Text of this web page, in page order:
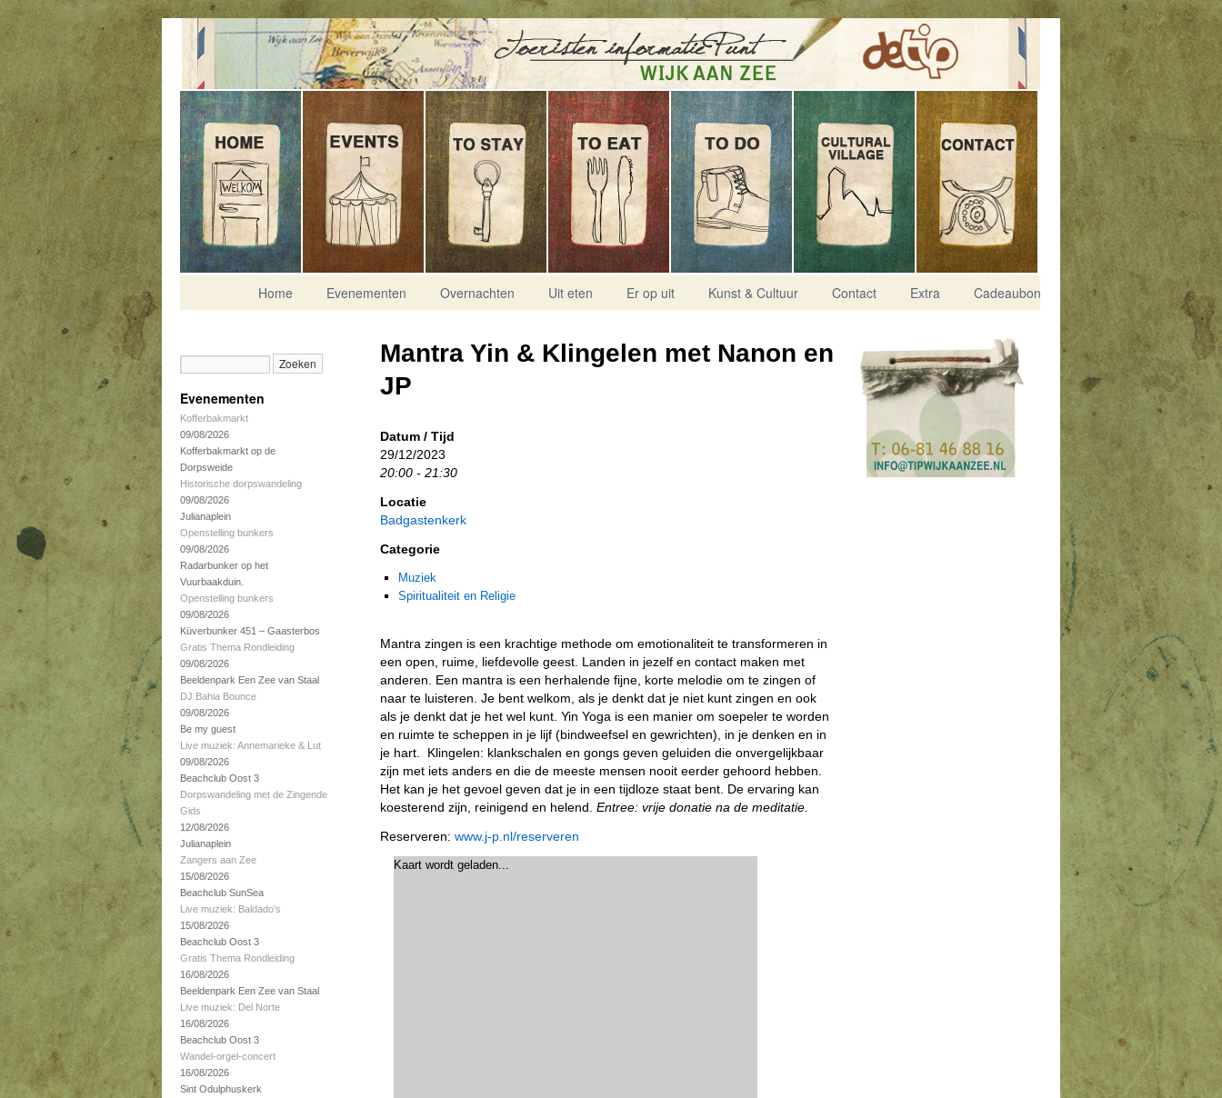
Contact
Home Evenementen Overnachten Uit eten Er op uit Kunst & Cultuur Contact Extra Cadeaubon
Evenementen
Kofferbakmarkt
09/08/2026
Kofferbakmarkt op de
Dorpsweide
Historische dorpswandeling
09/08/2026
Julianaplein
Openstelling bunkers
09/08/2026
Radarbunker op het
Vuurbaakduin.
Openstelling bunkers
09/08/2026
Küverbunker 451 – Gaasterbos
Gratis Thema Rondleiding
09/08/2026
Beeldenpark Een Zee van Staal
DJ Bahia Bounce
09/08/2026
Be my guest
Live muziek: Annemarieke & Lut
09/08/2026
Beachclub Oost 3
Dorpswandeling met de Zingende
Gids
12/08/2026
Julianaplein
Zangers aan Zee
15/08/2026
Beachclub SunSea
Live muziek: Baldado's
15/08/2026
Beachclub Oost 3
Gratis Thema Rondleiding
16/08/2026
Beeldenpark Een Zee van Staal
Live muziek: Del Norte
16/08/2026
Beachclub Oost 3
Wandel-orgel-concert
16/08/2026
Sint Odulphuskerk
Mantra Yin & Klingelen met Nanon en
JP
Datum / Tijd
29/12/2023
20:00 - 21:30
Locatie
Badgastenkerk
Categorie
Muziek
Spiritualiteit en Religie
Mantra zingen is een krachtige methode om emotionaliteit te transformeren in
een open, ruime, liefdevolle geest. Landen in jezelf en contact maken met
anderen. Een mantra is een herhalende fijne, korte melodie om te zingen of
naar te luisteren. Je bent welkom, als je denkt dat je niet kunt zingen en ook
als je denkt dat je het wel kunt. Yin Yoga is een manier om soepeler te worden
en ruimte te scheppen in je lijf (bindweefsel en gewrichten), in je denken en in
je hart. Klingelen: klankschalen en gongs geven geluiden die onvergelijkbaar
zijn met iets anders en die de meeste mensen nooit eerder gehoord hebben.
Het kan je het gevoel geven dat je in een tijdloze staat bent. De ervaring kan
koesterend zijn, reinigend en helend. Entree: vrije donatie na de meditatie.
Reserveren: www.j-p.nl/reserveren
Kaart wordt geladen...